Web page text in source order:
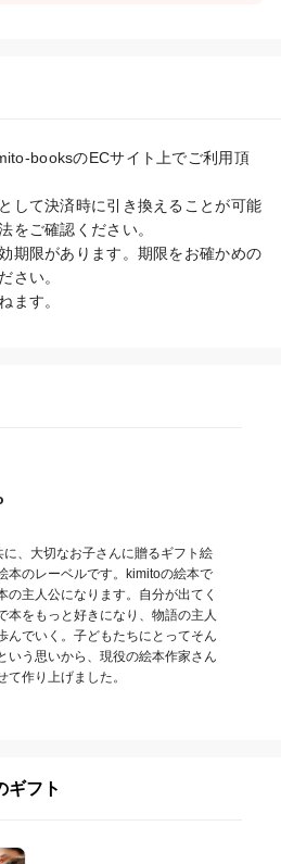
booksのECサイト上でご利用頂
して決済時に引き換えることが可能
をご確認ください。
期限があります。期限をお確かめの
さい。
ます。
、大切なお子さんに贈るギフト絵
本のレーベルです。kimitoの絵本で
の主人公になります。自分が出てく
本をもっと好きになり、物語の主人
んでいく。子どもたちにとってそん
いう思いから、現役の絵本作家さん
作り上げました。
ギフト